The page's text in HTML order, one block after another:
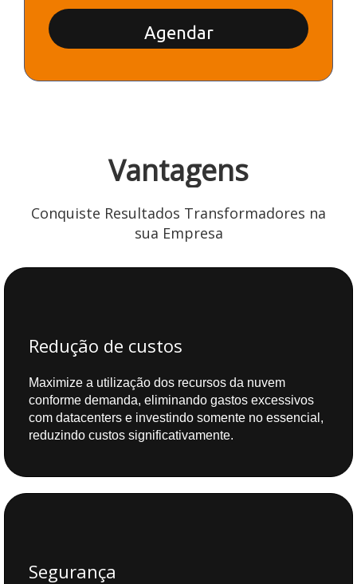
Agendar
Vantagens
Conquiste Resultados Transformadores na
sua Empresa
Redução de custos
Maximize a utilização dos recursos da nuvem
conforme demanda, eliminando gastos excessivos
com datacenters e investindo somente no essencial,
reduzindo custos significativamente.
Segurança